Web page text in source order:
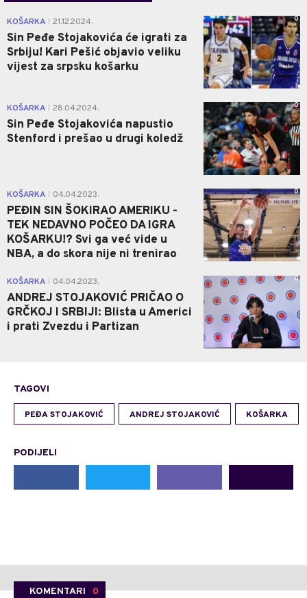
KOŠARKA 21.12.2024.
Sin Peđe Stojakovića će igrati za
Srbiju! Kari Pešić objavio veliku
vijest za srpsku košarku
0
KOŠARKA 28.04.2024.
Sin Peđe Stojakovića napustio
Stenford i prešao u drugi koledž
0
KOŠARKA 04.04.2023.
PEĐIN SIN ŠOKIRAO AMERIKU -
TEK NEDAVNO POČEO DA IGRA
KOŠARKU!? Svi ga već vide u
NBA, a do skora nije ni trenirao
0
KOŠARKA 04.04.2023.
ANDREJ STOJAKOVIĆ PRIČAO O
GRČKOJ I SRBIJI: Blista u Americi
i prati Zvezdu i Partizan
0
TAGOVI
PEĐA STOJAKOVIĆ ANDREJ STOJAKOVIĆ KOŠARKA
PODIJELI
KOMENTARI 0